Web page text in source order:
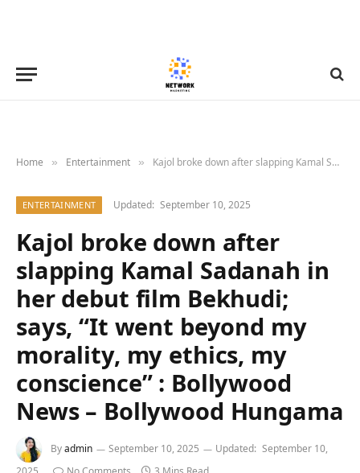
Home » Entertainment » Kajol broke down after slapping Kamal Sadanah in her debut film Bekhudi; says, “It went beyond my morality, my ethics, my conscience” : Bollywood News – Bollywood Hungama
ENTERTAINMENT Updated: September 10, 2025
Kajol broke down after
slapping Kamal Sadanah in
her debut film Bekhudi;
says, “It went beyond my
morality, my ethics, my
conscience” : Bollywood
News – Bollywood Hungama
Byadmin September 10, 2025 Updated: September 10,